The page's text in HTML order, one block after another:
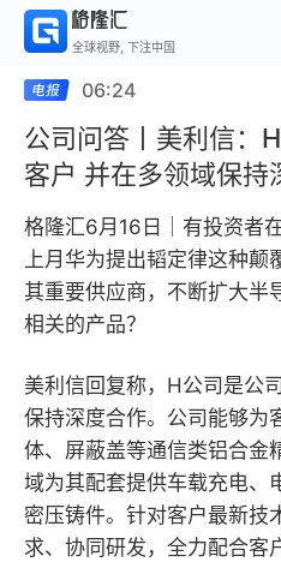
全球视野, 下注中国
06:24
公司问答丨美利信：
客户 并在多领域保持
格隆汇6月16日｜有投资者
上月华为提出韬定律这种颠
其重要供应商，不断扩大半
相关的产品？
美利信回复称，H公司是公
保持深度合作。公司能够为
体、屏蔽盖等通信类铝合金
域为其配套提供车载充电、
密压铸件。针对客户最新技
求、协同研发，全力配合客